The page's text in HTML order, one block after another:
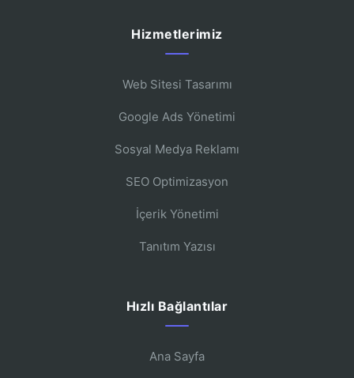
Hizmetlerimiz
Web Sitesi Tasarımı
Google Ads Yönetimi
Sosyal Medya Reklamı
SEO Optimizasyon
İçerik Yönetimi
Tanıtım Yazısı
Hızlı Bağlantılar
Ana Sayfa